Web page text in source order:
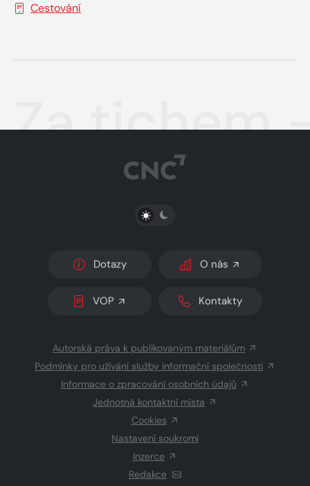
Cestování
Za tichem
PŘEPNOUT SVĚTLÝ/TMAVÝ REŽIM
Dotazy O nás
VOP Kontakty
Autorská práva k publikovaným materiálům
Podmínky pro užívání služby informační společnosti
Informace o zpracování osobních údajů
Jednotná kontaktní místa
Cookies
Nastavení soukromí
Inzerce
Redakce